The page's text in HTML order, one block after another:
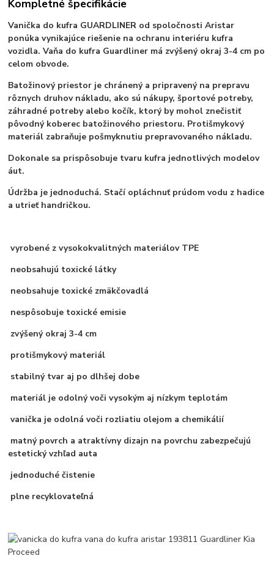
Kompletné špecifikácie
Vanička do kufra GUARDLINER od spoločnosti Aristar
ponúka vynikajúce riešenie na ochranu interiéru kufra
vozidla. Vaňa do kufra Guardliner má zvýšený okraj 3-4 cm po
celom obvode.
Batožinový priestor je chránený a pripravený na prepravu
rôznych druhov nákladu, ako sú nákupy, športové potreby,
záhradné potreby alebo kočík, ktorý by mohol znečistiť
pôvodný koberec batožinového priestoru. Protišmykový
materiál zabraňuje pošmyknutiu prepravovaného nákladu.
Dokonale sa prispôsobuje tvaru kufra jednotlivých modelov
áut.
Údržba je jednoduchá. Stačí opláchnuť prúdom vodu z hadice
a utrieť handričkou.
vyrobené z vysokokvalitných materiálov TPE
neobsahujú toxické látky
neobsahuje toxické zmäkčovadlá
nespôsobuje toxické emisie
zvýšený okraj 3-4 cm
protišmykový materiál
stabilný tvar aj po dlhšej dobe
materiál je odolný voči vysokým aj nízkym teplotám
vanička je odolná voči rozliatiu olejom a chemikálií
matný povrch a atraktívny dizajn na povrchu zabezpečujú
estetický vzhľad auta
jednoduché čistenie
plne recyklovateľná